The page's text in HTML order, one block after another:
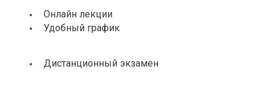
Онлайн лекции
Удобный график​
Дистанционный экзамен